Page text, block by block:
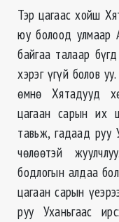
Тэр цагаас хойш
юу болоод улмаар
байгаа талаар
хэрэг үгүй болов
өмнө Хятадууд
цагаан сарын их
тавьж, гадаад руу
чөлөөтэй
бодлогын алдаа
цагаан сарын
руу Уханьгаас